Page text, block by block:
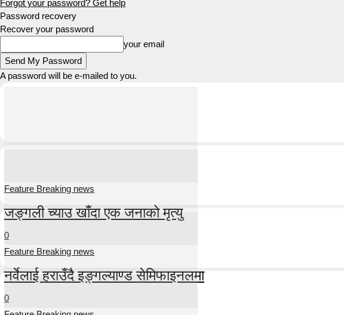
Forgot your password? Get help
Password recovery
Recover your password
your email
A password will be e-mailed to you.
Feature Breaking news
जङ्गली च्याउ खाँदा एक जनाको मृत्यु
0
Feature Breaking news
नर्वेलाई हराउँदै इङ्गल्याण्ड सेमिफाइनलमा
0